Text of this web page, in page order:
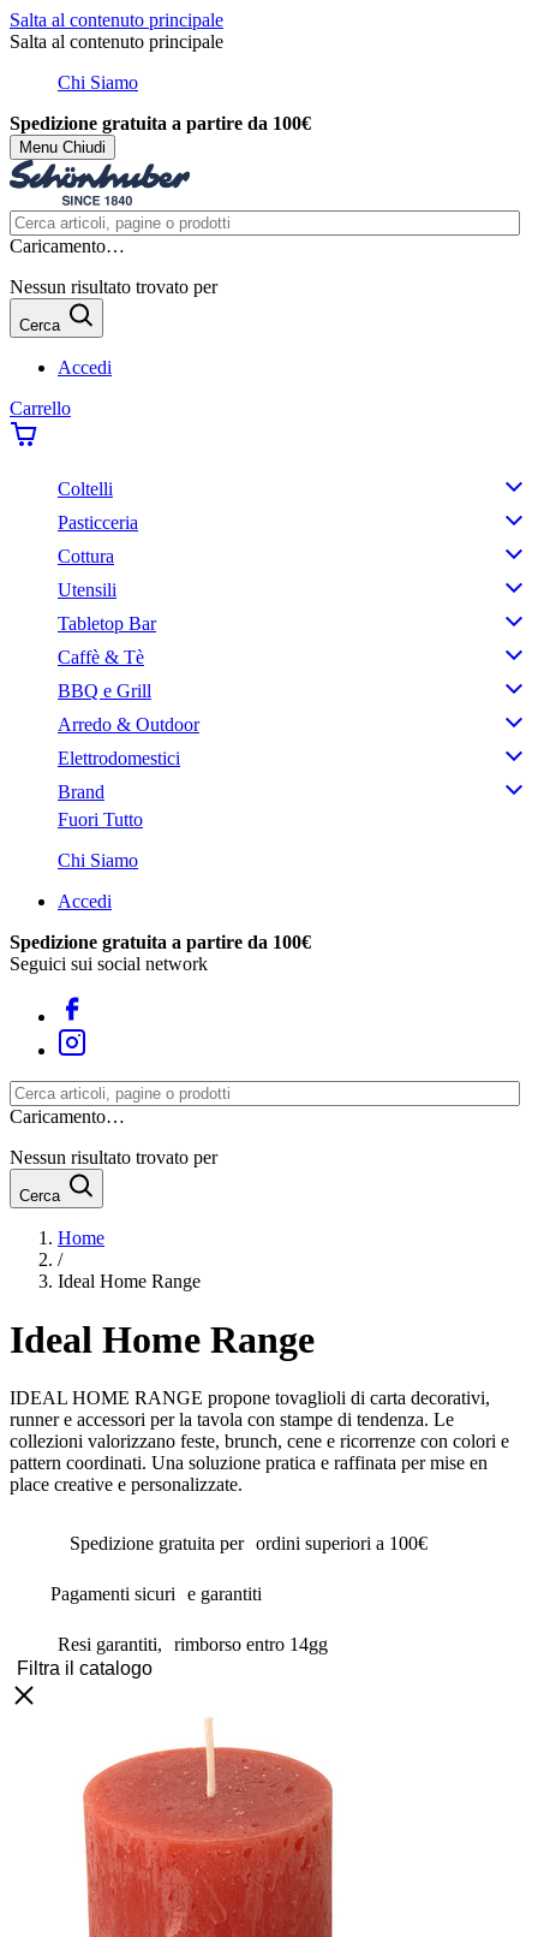
Salta al contenuto principale
Salta al contenuto principale
Chi Siamo
Spedizione gratuita a partire da 100€
Menu Chiudi
Caricamento…
Nessun risultato trovato per
Cerca
Accedi
Carrello
Coltelli
Pasticceria
Cottura
Utensili
Tabletop Bar
Caffè & Tè
BBQ e Grill
Arredo & Outdoor
Elettrodomestici
Brand
Fuori Tutto
Chi Siamo
Accedi
Spedizione gratuita a partire da 100€
Seguici sui social network
Caricamento…
Nessun risultato trovato per
Cerca
Home
/
Ideal Home Range
Ideal Home Range
IDEAL HOME RANGE propone tovaglioli di carta decorativi,
runner e accessori per la tavola con stampe di tendenza. Le
collezioni valorizzano feste, brunch, cene e ricorrenze con colori e
pattern coordinati. Una soluzione pratica e raffinata per mise en
place creative e personalizzate.
Spedizione gratuita per ordini superiori a 100€
Pagamenti sicuri e garantiti
Resi garantiti, rimborso entro 14gg
Filtra il catalogo